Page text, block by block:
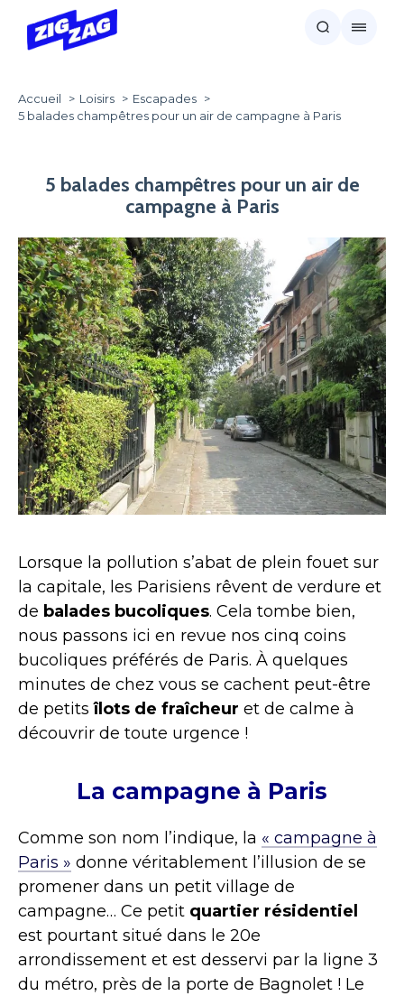
Accueil Loisirs
Escapades
5 balades champêtres pour un air de campagne à Paris
5 balades champêtres pour un air de
campagne à Paris
Lorsque la pollution s’abat de plein fouet sur
la capitale, les Parisiens rêvent de verdure et
de balades bucoliques. Cela tombe bien,
nous passons ici en revue nos cinq coins
bucoliques préférés de Paris. À quelques
minutes de chez vous se cachent peut-être
de petitsîlots de fraîcheur et de calme à
découvrir de toute urgence !
La campagne à Paris
Comme son nom l’indique, la « campagne à
Paris » donne véritablement l’illusion de se
promener dans un petit village de
campagne… Ce petit quartier résidentiel
est pourtant situé dans le 20e
arrondissement et est desservi par la ligne 3
du métro, près de la porte de Bagnolet ! Le